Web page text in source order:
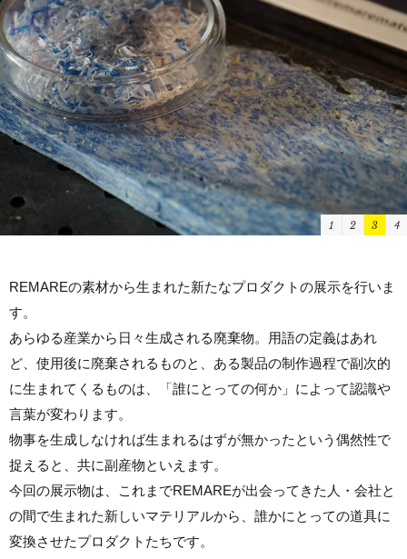
1 2 3 4
REMAREの素材から生まれた新たなプロダクトの展示を行いま
す。
あらゆる産業から日々生成される廃棄物。用語の定義はあれ
ど、使用後に廃棄されるものと、ある製品の制作過程で副次的
に生まれてくるものは、「誰にとっての何か」によって認識や
言葉が変わります。
物事を生成しなければ生まれるはずが無かったという偶然性で
捉えると、共に副産物といえます。
今回の展示物は、これまでREMAREが出会ってきた人・会社と
の間で生まれた新しいマテリアルから、誰かにとっての道具に
変換させたプロダクトたちです。